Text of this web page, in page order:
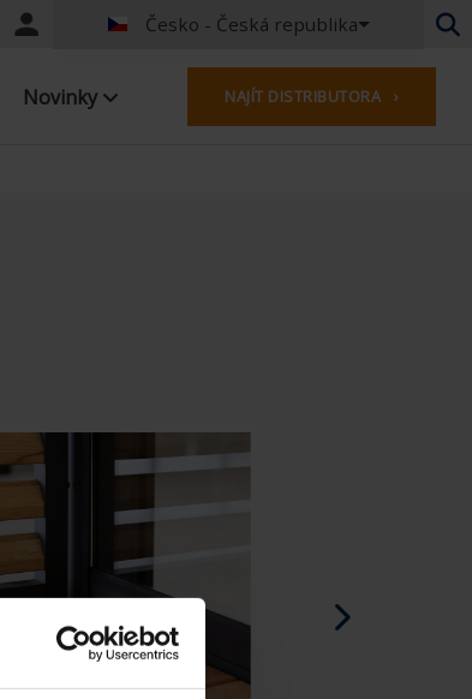
Portal
Česko - Česká republika
Holandština - Belgie
Francouzština - Belgie
Holandština - Nizozemsko
Česko - Česká republika
Maďarsko - Maďarsko
Polish - Poland
Španělština - Španělsko
Dánština - Dánsko
Norwegian - Norway
Švédština - Švédsko
Anglicky - Irsko
Novinky NAJÍT DISTRIBUTORA ›